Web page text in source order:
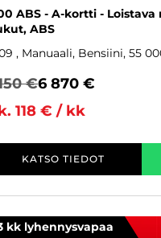
ABS - A-kortti -
ABS
, Manuaali, Bensiini, 55
€6 870 €
118 € / kk
KATSO TIEDOT
kk lyhennysvapaa